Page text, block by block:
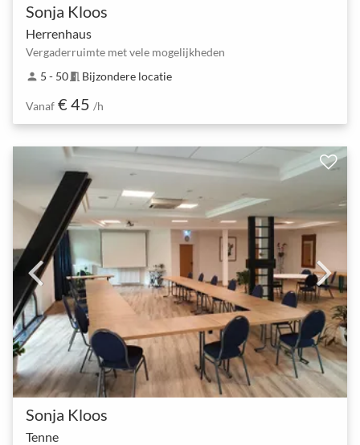
Sonja Kloos
Herrenhaus
Vergaderruimte met vele mogelijkheden
person 5 - 50meeting_room Bijzondere locatie
Vanaf € 45 /h
Sonja Kloos
Tenne